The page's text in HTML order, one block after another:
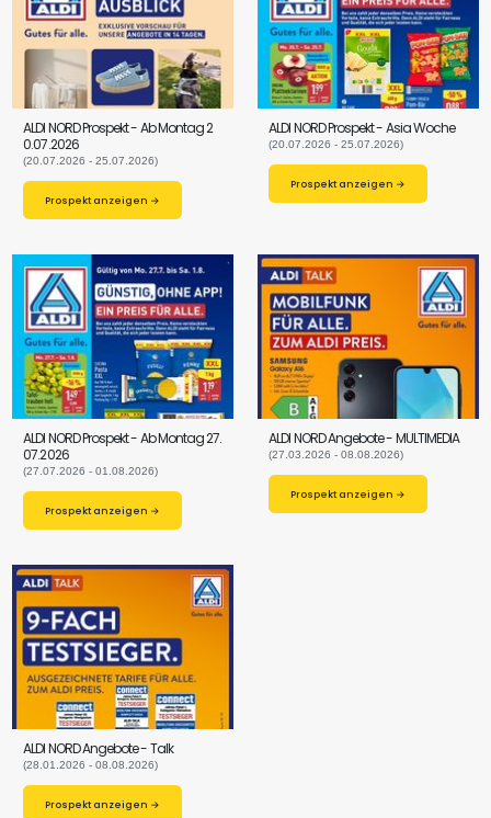
ALDI NORD Prospekt - Ab Montag 2
0.07.2026
(20.07.2026 - 25.07.2026)
Prospekt anzeigen →
ALDI NORD Prospekt - Asia Woche
(20.07.2026 - 25.07.2026)
Prospekt anzeigen →
ALDI NORD Prospekt - Ab Montag 27.
07.2026
(27.07.2026 - 01.08.2026)
Prospekt anzeigen →
ALDI NORD Angebote - MULTIMEDIA
(27.03.2026 - 08.08.2026)
Prospekt anzeigen →
ALDI NORD Angebote - Talk
(28.01.2026 - 08.08.2026)
Prospekt anzeigen →